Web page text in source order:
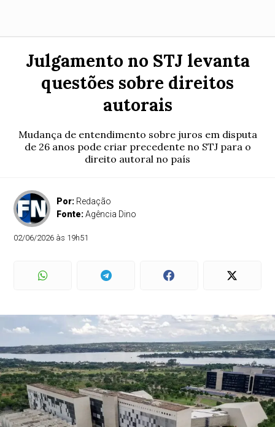
Julgamento no STJ levanta
questões sobre direitos
autorais
Mudança de entendimento sobre juros em disputa
de 26 anos pode criar precedente no STJ para o
direito autoral no país
Por: Redação
Fonte:Agência Dino
02/06/2026 às 19h51